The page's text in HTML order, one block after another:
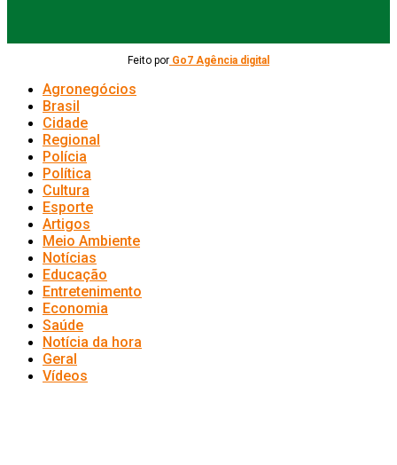
Feito por Go7 Agência digital
Agronegócios
Brasil
Cidade
Regional
Polícia
Política
Cultura
Esporte
Artigos
Meio Ambiente
Notícias
Educação
Entretenimento
Economia
Saúde
Notícia da hora
Geral
Vídeos